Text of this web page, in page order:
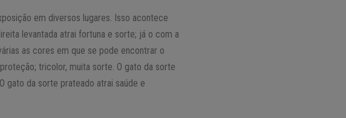
em diversos lugares. Isso acontece
levantada atrai fortuna e sorte; já o com a
as cores em que se pode encontrar o
tricolor, muita sorte. O gato da sorte
gato da sorte prateado atrai saúde e